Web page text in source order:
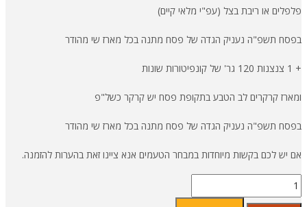
פלפלים או ריבת בצל (עפ"י מלאי קיים)
בפסח תשפ"ה נעניק הגדה של פסח מתנה בכל מארז שי מהודר
+ 1 צנצנות 120 גר' של קונפיטורות שונות
ומארז קרקרים לב הטבע בתקופת פסח יש קרקר כשל"פ
בפסח תשפ"ה נעניק הגדה של פסח מתנה בכל מארז שי מהודר
אם יש לכם בקשות מיוחדות במבחר הטעמים אנא ציינו זאת בהערות להזמנה.
כמות
של